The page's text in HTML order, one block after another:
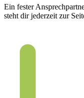
Ein fester
steht dir jederzeit zur